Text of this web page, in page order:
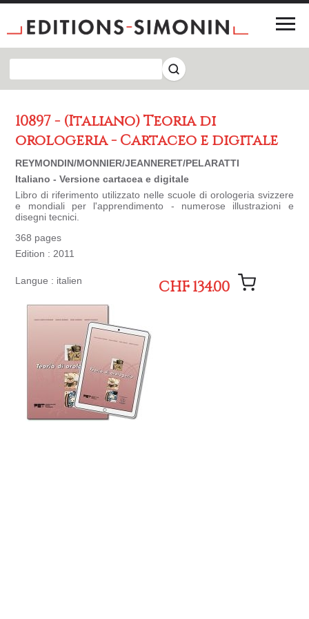
10897 - (Italiano) Teoria di
orologeria - Cartaceo e digitale
REYMONDIN/MONNIER/JEANNERET/PELARATTI
Italiano - Versione cartacea e digitale
Libro di riferimento utilizzato nelle scuole di orologeria svizzere
e mondiali per l'apprendimento - numerose illustrazioni e
disegni tecnici.
368 pages
Edition : 2011
Langue : italien CHF 134.00